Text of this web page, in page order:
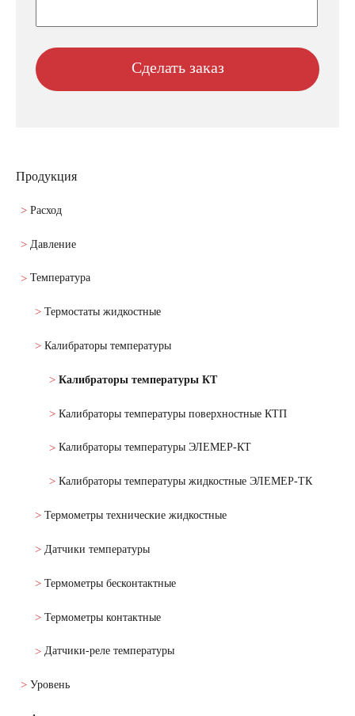
Продукция
Расход
Давление
Температура
Термостаты жидкостные
Калибраторы температуры
Калибраторы температуры КТ
Калибраторы температуры поверхностные КТП
Калибраторы температуры ЭЛЕМЕР-КТ
Калибраторы температуры жидкостные ЭЛЕМЕР-ТК
Термометры технические жидкостные
Датчики температуры
Термометры бесконтактные
Термометры контактные
Датчики-реле температуры
Уровень